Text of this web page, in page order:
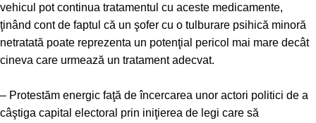
vehicul pot continua tratamentul cu aceste medicamente,
ţinând cont de faptul că un şofer cu o tulburare psihică minoră
netratată poate reprezenta un potenţial pericol mai mare decât
cineva care urmează un tratament adecvat.
– Protestăm energic faţă de încercarea unor actori politici de a
câştiga capital electoral prin iniţierea de legi care să